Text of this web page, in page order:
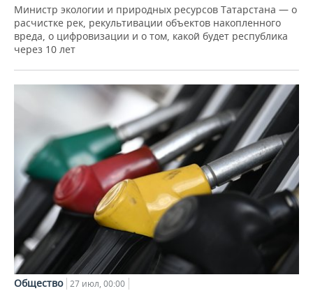
Министр экологии и природных ресурсов Татарстана — о
расчистке рек, рекультивации объектов накопленного
вреда, о цифровизации и о том, какой будет республика
через 10 лет
Общество 27 июл, 00:00